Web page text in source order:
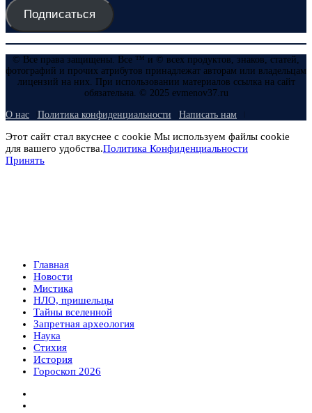
Подписаться
© Все права защищены. Все ™ и © всех продуктов, знаков, статей,
фотографий и прочих атрибутов принадлежат авторам или владельцам
лицензий на них. При использовании материалов ссылка на сайт
обязательна. © 2025 evmenov37.ru
О нас Политика конфиденциальности Написать нам
Этот сайт стал вкуснее с cookie Мы используем файлы cookie
для вашего удобства.Политика Конфиденциальности
Принять
Главная
Новости
Мистика
НЛО, пришельцы
Тайны вселенной
Запретная археология
Наука
Стихия
История
Гороскоп 2026